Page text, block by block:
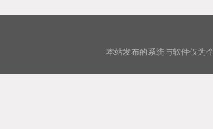
本站发布的系统与软件仅为